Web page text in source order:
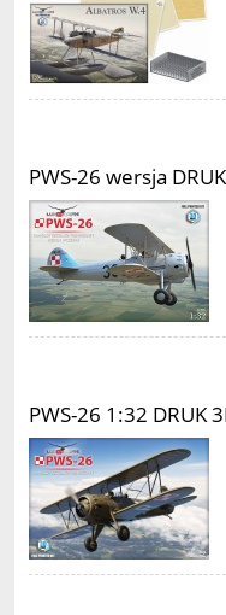
PWS-26 wersja
PWS-26 1:32 DRUK